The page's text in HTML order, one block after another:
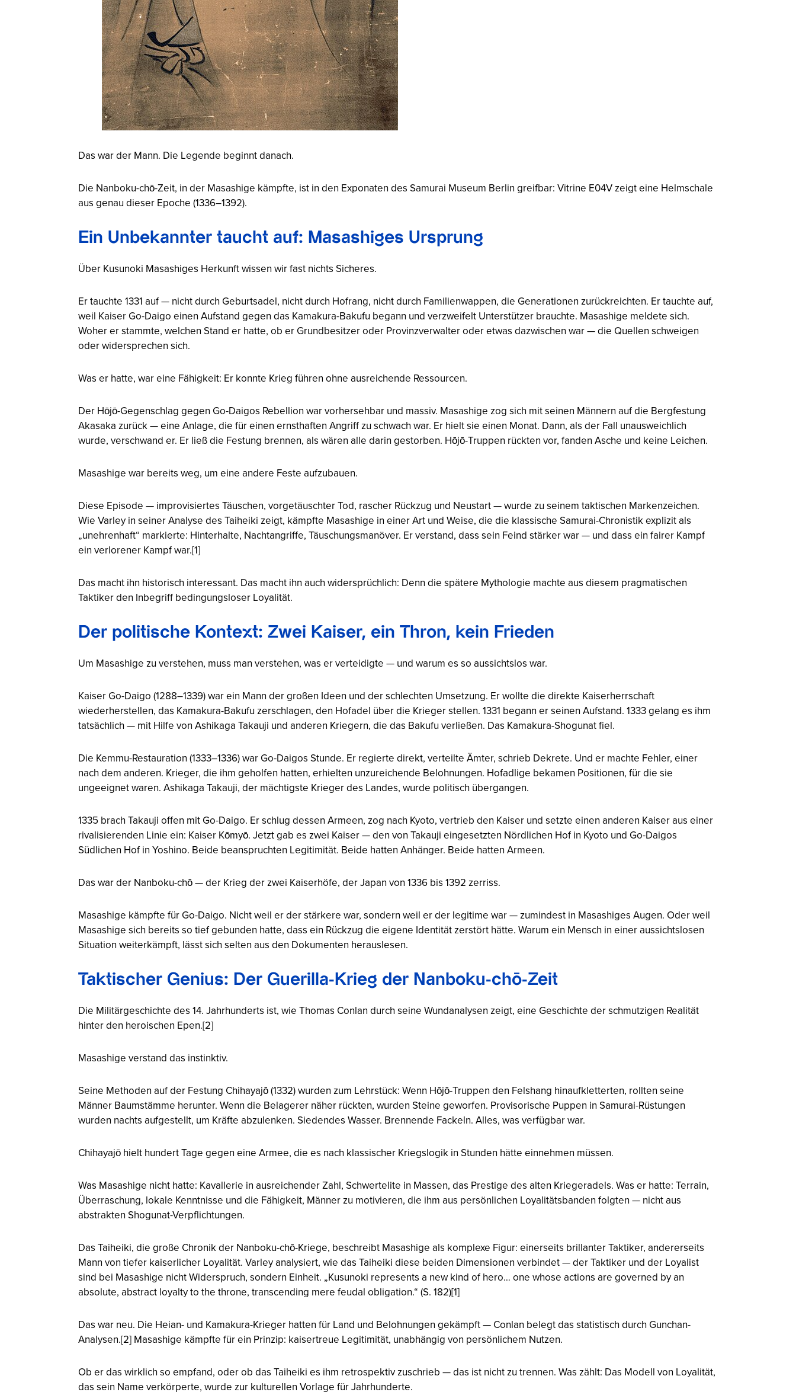
Das war der Mann. Die Legende beginnt danach.
Die Nanboku-chō-Zeit, in der Masashige kämpfte, ist in den Exponaten des Samurai Museum Berlin greifbar: Vitrine E04V zeigt eine Helmschale
aus genau dieser Epoche (1336–1392).
Ein Unbekannter taucht auf: Masashiges Ursprung
Über Kusunoki Masashiges Herkunft wissen wir fast nichts Sicheres.
Er tauchte 1331 auf — nicht durch Geburtsadel, nicht durch Hofrang, nicht durch Familienwappen, die Generationen zurückreichten. Er tauchte auf,
weil Kaiser Go-Daigo einen Aufstand gegen das Kamakura-Bakufu begann und verzweifelt Unterstützer brauchte. Masashige meldete sich.
Woher er stammte, welchen Stand er hatte, ob er Grundbesitzer oder Provinzverwalter oder etwas dazwischen war — die Quellen schweigen
oder widersprechen sich.
Was er hatte, war eine Fähigkeit: Er konnte Krieg führen ohne ausreichende Ressourcen.
Der Hōjō-Gegenschlag gegen Go-Daigos Rebellion war vorhersehbar und massiv. Masashige zog sich mit seinen Männern auf die Bergfestung
Akasaka zurück — eine Anlage, die für einen ernsthaften Angriff zu schwach war. Er hielt sie einen Monat. Dann, als der Fall unausweichlich
wurde, verschwand er. Er ließ die Festung brennen, als wären alle darin gestorben. Hōjō-Truppen rückten vor, fanden Asche und keine Leichen.
Masashige war bereits weg, um eine andere Feste aufzubauen.
Diese Episode — improvisiertes Täuschen, vorgetäuschter Tod, rascher Rückzug und Neustart — wurde zu seinem taktischen Markenzeichen.
Wie Varley in seiner Analyse des Taiheiki zeigt, kämpfte Masashige in einer Art und Weise, die die klassische Samurai-Chronistik explizit als
„unehrenhaft“ markierte: Hinterhalte, Nachtangriffe, Täuschungsmanöver. Er verstand, dass sein Feind stärker war — und dass ein fairer Kampf
ein verlorener Kampf war.[1]
Das macht ihn historisch interessant. Das macht ihn auch widersprüchlich: Denn die spätere Mythologie machte aus diesem pragmatischen
Taktiker den Inbegriff bedingungsloser Loyalität.
Der politische Kontext: Zwei Kaiser, ein Thron, kein Frieden
Um Masashige zu verstehen, muss man verstehen, was er verteidigte — und warum es so aussichtslos war.
Kaiser Go-Daigo (1288–1339) war ein Mann der großen Ideen und der schlechten Umsetzung. Er wollte die direkte Kaiserherrschaft
wiederherstellen, das Kamakura-Bakufu zerschlagen, den Hofadel über die Krieger stellen. 1331 begann er seinen Aufstand. 1333 gelang es ihm
tatsächlich — mit Hilfe von Ashikaga Takauji und anderen Kriegern, die das Bakufu verließen. Das Kamakura-Shogunat fiel.
Die Kemmu-Restauration (1333–1336) war Go-Daigos Stunde. Er regierte direkt, verteilte Ämter, schrieb Dekrete. Und er machte Fehler, einer
nach dem anderen. Krieger, die ihm geholfen hatten, erhielten unzureichende Belohnungen. Hofadlige bekamen Positionen, für die sie
ungeeignet waren. Ashikaga Takauji, der mächtigste Krieger des Landes, wurde politisch übergangen.
1335 brach Takauji offen mit Go-Daigo. Er schlug dessen Armeen, zog nach Kyoto, vertrieb den Kaiser und setzte einen anderen Kaiser aus einer
rivalisierenden Linie ein: Kaiser Kōmyō. Jetzt gab es zwei Kaiser — den von Takauji eingesetzten Nördlichen Hof in Kyoto und Go-Daigos
Südlichen Hof in Yoshino. Beide beanspruchten Legitimität. Beide hatten Anhänger. Beide hatten Armeen.
Das war der Nanboku-chō — der Krieg der zwei Kaiserhöfe, der Japan von 1336 bis 1392 zerriss.
Masashige kämpfte für Go-Daigo. Nicht weil er der stärkere war, sondern weil er der legitime war — zumindest in Masashiges Augen. Oder weil
Masashige sich bereits so tief gebunden hatte, dass ein Rückzug die eigene Identität zerstört hätte. Warum ein Mensch in einer aussichtslosen
Situation weiterkämpft, lässt sich selten aus den Dokumenten herauslesen.
Taktischer Genius: Der Guerilla-Krieg der Nanboku-chō-Zeit
Die Militärgeschichte des 14. Jahrhunderts ist, wie Thomas Conlan durch seine Wundanalysen zeigt, eine Geschichte der schmutzigen Realität
hinter den heroischen Epen.[2]
Masashige verstand das instinktiv.
Seine Methoden auf der Festung Chihayajō (1332) wurden zum Lehrstück: Wenn Hōjō-Truppen den Felshang hinaufkletterten, rollten seine
Männer Baumstämme herunter. Wenn die Belagerer näher rückten, wurden Steine geworfen. Provisorische Puppen in Samurai-Rüstungen
wurden nachts aufgestellt, um Kräfte abzulenken. Siedendes Wasser. Brennende Fackeln. Alles, was verfügbar war.
Chihayajō hielt hundert Tage gegen eine Armee, die es nach klassischer Kriegslogik in Stunden hätte einnehmen müssen.
Was Masashige nicht hatte: Kavallerie in ausreichender Zahl, Schwertelite in Massen, das Prestige des alten Kriegeradels. Was er hatte: Terrain,
Überraschung, lokale Kenntnisse und die Fähigkeit, Männer zu motivieren, die ihm aus persönlichen Loyalitätsbanden folgten — nicht aus
abstrakten Shogunat-Verpflichtungen.
Das Taiheiki, die große Chronik der Nanboku-chō-Kriege, beschreibt Masashige als komplexe Figur: einerseits brillanter Taktiker, andererseits
Mann von tiefer kaiserlicher Loyalität. Varley analysiert, wie das Taiheiki diese beiden Dimensionen verbindet — der Taktiker und der Loyalist
sind bei Masashige nicht Widerspruch, sondern Einheit. „Kusunoki represents a new kind of hero… one whose actions are governed by an
absolute, abstract loyalty to the throne, transcending mere feudal obligation.“ (S. 182)[1]
Das war neu. Die Heian- und Kamakura-Krieger hatten für Land und Belohnungen gekämpft — Conlan belegt das statistisch durch Gunchan-
Analysen.[2] Masashige kämpfte für ein Prinzip: kaisertreue Legitimität, unabhängig von persönlichem Nutzen.
Ob er das wirklich so empfand, oder ob das Taiheiki es ihm retrospektiv zuschrieb — das ist nicht zu trennen. Was zählt: Das Modell von Loyalität,
das sein Name verkörperte, wurde zur kulturellen Vorlage für Jahrhunderte.